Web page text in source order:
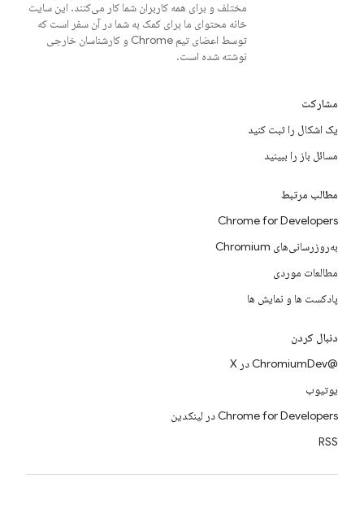
مختلف و برای همه کاربران شما کار می‌کنند. این سایت
خانه محتوای ما برای کمک به شما در آن سفر است که
توسط اعضای تیم Chrome و کارشناسان خارجی
نوشته شده است.
مشارکت
یک اشکال را ثبت کنید
مسائل باز را ببینید
مطالب مرتبط
Chrome for Developers
به‌روزرسانی‌های Chromium
مطالعات موردی
پادکست ها و نمایش ها
دنبال کردن
@ChromiumDev در X
یوتیوب
Chrome for Developers در لینکدین
RSS